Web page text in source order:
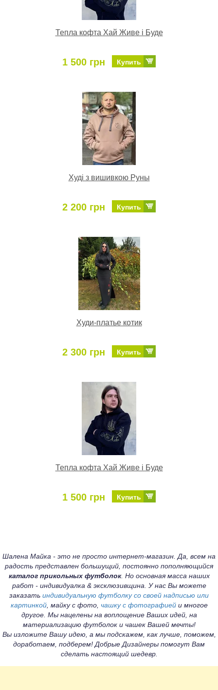
Тепла кофта Хай Живе і Буде
1 500 грн Купить
Худі з вишивкою Руны
2 200 грн Купить
Худи-платье котик
2 300 грн Купить
Тепла кофта Хай Живе і Буде
1 500 грн Купить
Шалена Майка - это не просто интернет-магазин. Да, всем на
радость представлен большущий, постоянно пополняющийся
каталог прикольных футболок. Но основная масса наших
работ - индивидуалка & эксклюзивщина. У нас Вы можете
заказать индивидуальную футболку со своей надписью или
картинкой, майку с фото, чашку с фотографиейи многое
другое. Мы нацелены на воплощение Ваших идей, на
материализацию футболок и чашек Вашей мечты!
Вы изложите Вашу идею, а мы подскажем, как лучше, поможем,
доработаем, подберем! Добрые Дизайнеры помогут Вам
сделать настоящий шедевр.